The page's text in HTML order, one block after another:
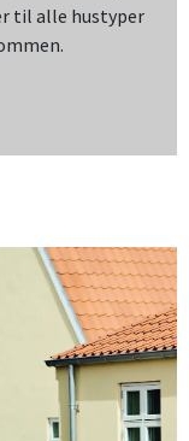
til alle hustyper